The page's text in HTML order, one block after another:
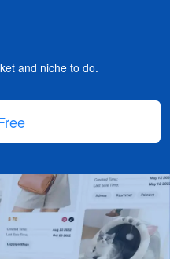
and niche to do.